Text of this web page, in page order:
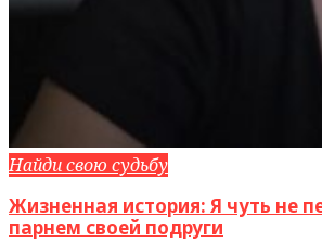
Найди свою судьбу
Жизненная история: Я чуть не
парнем своей подруги